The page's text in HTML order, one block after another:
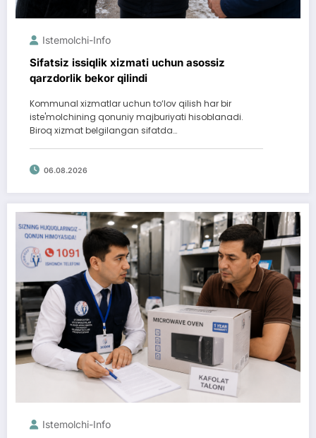
Istemolchi-Info
Sifatsiz issiqlik xizmati uchun asossiz
qarzdorlik bekor qilindi
Kommunal xizmatlar uchun to‘lov qilish har bir
iste'molchining qonuniy majburiyati hisoblanadi.
Biroq xizmat belgilangan sifatda…
06.08.2026
Istemolchi-Info